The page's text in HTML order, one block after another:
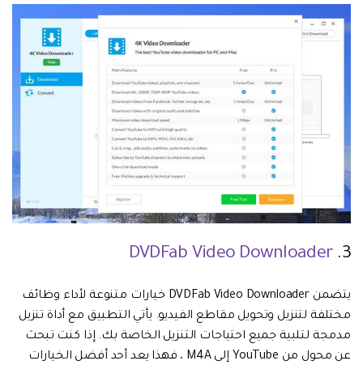
3.
DVDFab Video Downloader
يتضمن DVDFab Video Downloader خيارات متنوعة لأداء وظائف
مختلفة لتنزيل وتحويل مقاطع الفيديو. يأتي التطبيق مع أداة تنزيل
مدمجة لتلبية جميع احتياجات التنزيل الخاصة بك. إذا كنت تبحث
عن محول من YouTube إلى M4A ، فهذا يعد أحد أفضل الخيارات